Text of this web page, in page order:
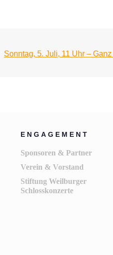
Sonntag, 5. Juli, 11 Uhr –
ENGAGEMENT
Sponsoren & Partner
Verein & Vorstand
Stiftung Weilburger
Schlosskonzerte